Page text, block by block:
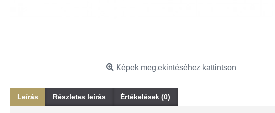
Képek megtekintéséhez kattintson
Leírás Részletes leírás Értékelések (0)